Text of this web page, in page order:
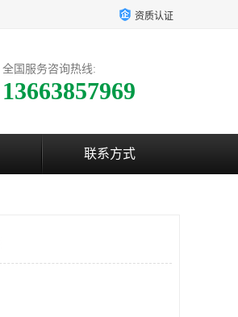
资质认证
全国服务咨询热线:
13663857969
联系方式